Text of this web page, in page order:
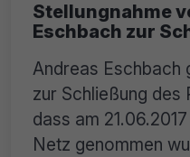
Stellungnahme
Eschbach zur
Andreas Eschbach
zur Schließung des
dass am
Netz genommen